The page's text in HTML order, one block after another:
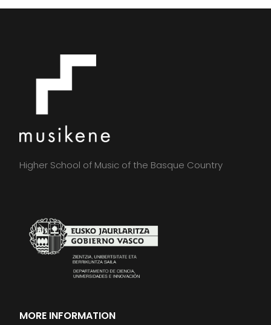
Higher School of Music of the Basque Country
MORE INFORMATION